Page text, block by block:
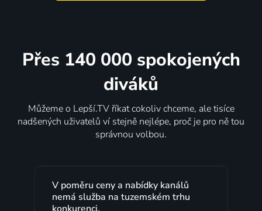
Přes 140 000 spokojených
diváků
Můžeme o Lepší.TV říkat cokoliv chceme, ale tisíce
nadšených uživatelů ví stejně nejlépe, proč je pro ně tou
správnou volbou.
Lepší.TV sleduji už několik let s
maximální spokojeností. Velký výběr